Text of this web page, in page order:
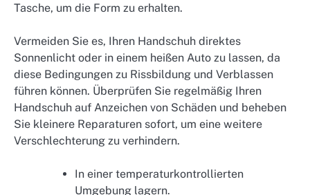
Tasche, um die Form zu erhalten.
Vermeiden Sie es, Ihren Handschuh direktes
Sonnenlicht oder in einem heißen Auto zu lassen, da
diese Bedingungen zu Rissbildung und Verblassen
führen können. Überprüfen Sie regelmäßig Ihren
Handschuh auf Anzeichen von Schäden und beheben
Sie kleinere Reparaturen sofort, um eine weitere
Verschlechterung zu verhindern.
In einer temperaturkontrollierten
Umgebung lagern.